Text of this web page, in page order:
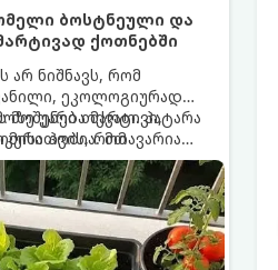
ბოსტნეული და
ქოთნებში
არ ნიშნავს, რომ
ეკოლოგიურად
უარი თქვათ. პატარა
იმისათვის, რომ
საიდანაც
მწვანილსა
მოშენება მარტივი,
ჰობია. მთავარია
ეგუებიან
კარგად და როგორ